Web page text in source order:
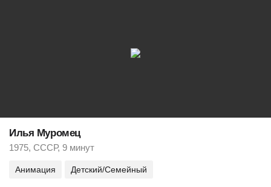
Илья Муромец
1975, СССР, 9 минут
Анимация Детский/Семейный